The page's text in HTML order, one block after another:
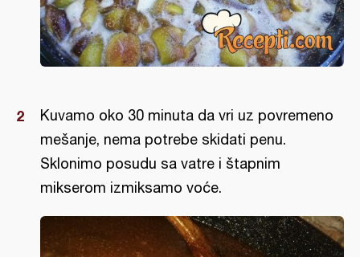
Kuvamo oko 30 minuta da vri uz povremeno
mešanje, nema potrebe skidati penu.
Sklonimo posudu sa vatre i štapnim
mikserom izmiksamo voće.